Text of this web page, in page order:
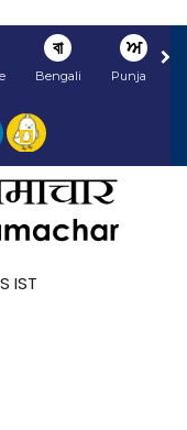
বা
Bengali
ਅ
Punjabi
IST